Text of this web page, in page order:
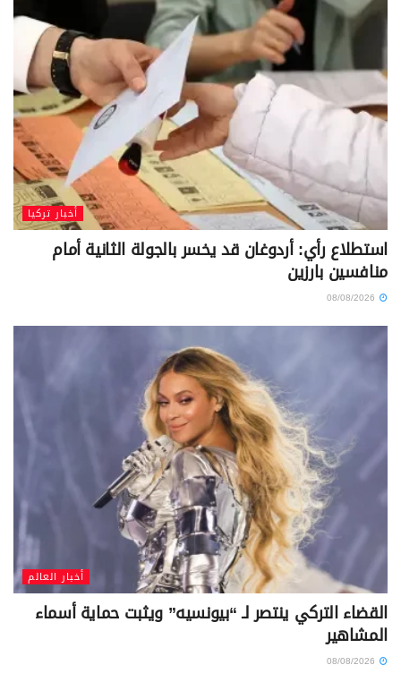
أخبار تركيا
استطلاع رأي: أردوغان قد يخسر بالجولة الثانية أمام
منافسين بارزين
أخبار العالم
القضاء التركي ينتصر لـ “بيونسيه” ويثبت حماية أسماء
المشاهير